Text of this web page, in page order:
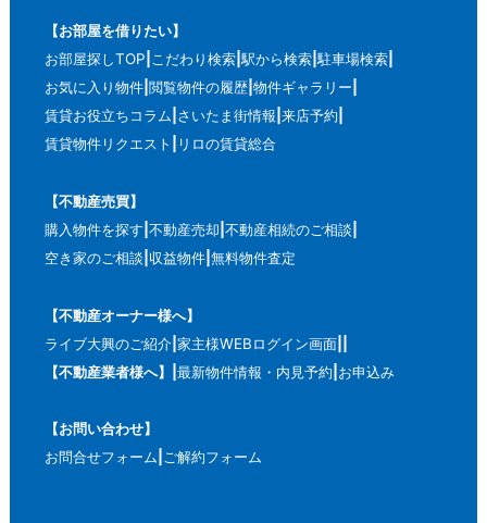
【お部屋を借りたい】
お部屋探しTOP こだわり検索 駅から検索 駐車場検索
お気に入り物件 閲覧物件の履歴 物件ギャラリー
賃貸お役立ちコラム さいたま街情報 来店予約
賃貸物件リクエスト
リロの賃貸総合
【不動産売買】
購入物件を探す 不動産売却 不動産相続のご相談
空き家のご相談 収益物件 無料物件査定
【不動産オーナー様へ】
ライブ大興のご紹介 家主様WEBログイン画面
【不動産業者様へ】
最新物件情報・内見予約 お申込み
【お問い合わせ】
お問合せフォーム ご解約フォーム